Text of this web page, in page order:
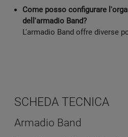
Come posso configurare
dell'armadio Band?
L'armadio Band offre diverse
SCHEDA TECNICA
Armadio Band